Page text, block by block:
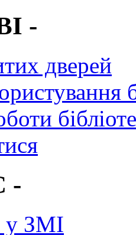
-
дверей
-
у ЗМІ